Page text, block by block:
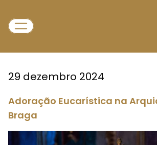
29 dezembro 2024
Adoração Eucarística na
Braga